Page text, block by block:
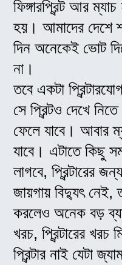
ফিঙ্গারপ্রিন্ট আর
হয়। আমাদের দেশে
দিন অনেকেই ভোট
না।
তবে একটা
সে প্রিন্টও দেখে
ফেলে যাবে। আবার
যাবে। এটাতে কিছু
লাগবে, প্রিন্টারের
জায়গায় বিদ্যুৎ নেই,
করলেও অনেক বড়
খরচ, প্রিন্টারের
প্রিন্টার নাই যেটা